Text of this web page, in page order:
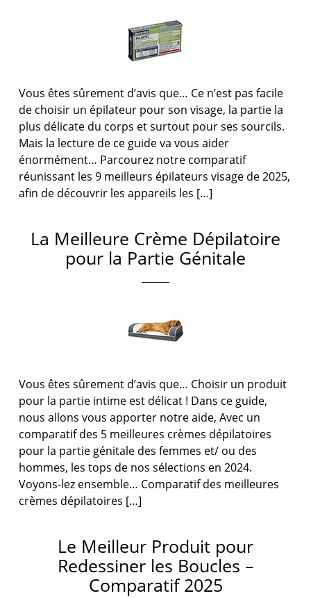
Vous êtes sûrement d’avis que… Ce n’est pas facile
de choisir un épilateur pour son visage, la partie la
plus délicate du corps et surtout pour ses sourcils.
Mais la lecture de ce guide va vous aider
énormément… Parcourez notre comparatif
réunissant les 9 meilleurs épilateurs visage de 2025,
afin de découvrir les appareils les […]
La Meilleure Crème Dépilatoire
pour la Partie Génitale
Vous êtes sûrement d’avis que… Choisir un produit
pour la partie intime est délicat ! Dans ce guide,
nous allons vous apporter notre aide, Avec un
comparatif des 5 meilleures crèmes dépilatoires
pour la partie génitale des femmes et/ ou des
hommes, les tops de nos sélections en 2024.
Voyons-lez ensemble… Comparatif des meilleures
crèmes dépilatoires […]
Le Meilleur Produit pour
Redessiner les Boucles –
Comparatif 2025